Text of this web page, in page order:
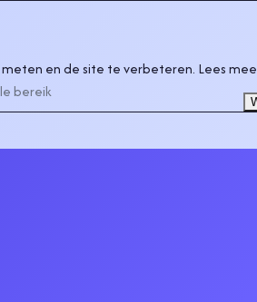
bereik
en de site te verbeteren. Lees